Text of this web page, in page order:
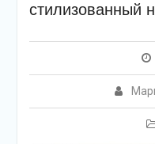
стилизованный